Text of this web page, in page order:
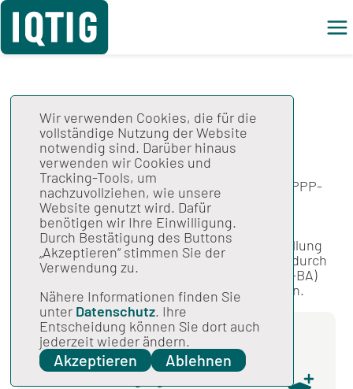
Gesamtspezifikation
Stand: 30.06.2026
Spezifikation für die Strukturabfrage gemäß PPP-
RL 2026, Version 04.
Hinweis:
Die quartalsbezogene Meldung bei Nichterfüllung
der Mindestanforderungen hat im Jahr 2026 durch
ein vom Gemeinsamen Bundesausschuss (G-BA)
bereitgestelltes Servicedokument zu erfolgen.
Komplettdownload Spezifikation
für das Verfahren der
Strukturabfrage gemäß PPP-RL
Wir verwenden Cookies, die für die
vollständige Nutzung der Website
notwendig sind. Darüber hinaus
verwenden wir Cookies und
Tracking-Tools, um
nachzuvollziehen, wie unsere
Website genutzt wird. Dafür
benötigen wir Ihre Einwilligung.
Durch Bestätigung des Buttons
„Akzeptieren“ stimmen Sie der
Verwendung zu.
Nähere Informationen finden Sie
unter Datenschutz. Ihre
Entscheidung können Sie dort auch
jederzeit wieder ändern.
Akzeptieren Ablehnen